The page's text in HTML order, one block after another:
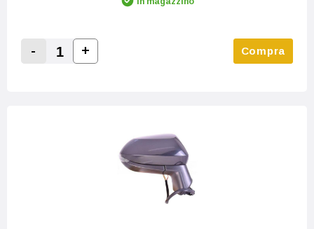
Decrease Quantity:
-
Increase Quantity:
+ Compra